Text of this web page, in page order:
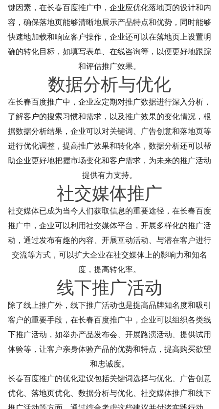
键因素，在长春百度推广中，企业应优化落地页的设计和内
容，确保落地页能够清晰地展示产品特点和优势，同时能够
快速地加载和响应客户操作，企业还可以在落地页上设置明
确的转化目标，如填写表单、在线咨询等，以便更好地跟踪
和评估推广效果。
数据分析与优化
在长春百度推广中，企业应定期对推广数据进行深入分析，
了解客户的搜索习惯和需求，以及推广效果的变化情况，根
据数据分析结果，企业可以对关键词、广告创意和落地页等
进行优化调整，提高推广效果和转化率，数据分析还可以帮
助企业更好地把握市场变化和客户需求，为未来的推广活动
提供有力支持。
社交媒体推广
社交媒体已成为当今人们获取信息的重要途径，在长春百度
推广中，企业可以利用社交媒体平台，开展多样化的推广活
动，通过发布有趣的内容、开展互动活动、与潜在客户进行
交流等方式，可以扩大企业在社交媒体上的影响力和知名
度，提高转化率。
线下推广活动
除了线上推广外，线下推广活动也是提高品牌知名度和吸引
客户的重要手段，在长春百度推广中，企业可以组织各类线
下推广活动，如举办产品发布会、开展路演活动、提供试用
体验等，让客户亲身体验产品的优势和特点，提高购买欲望
和忠诚度。
长春百度推广的优化建议包括关键词选择与优化、广告创意
优化、落地页优化、数据分析与优化、社交媒体推广和线下